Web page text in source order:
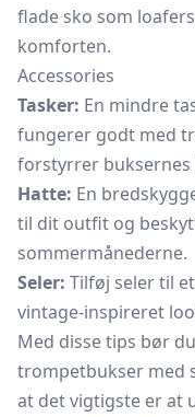
flade sko som
komforten.
Accessories
Tasker: En mindre
fungerer godt med
forstyrrer buksernes
Hatte: En
til dit outfit og
sommermånederne.
Seler: Tilføj seler til
vintage-inspireret
Med disse tips bør
trompetbukser med
at det vigtigste er at